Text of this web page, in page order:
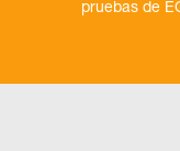
pruebas de